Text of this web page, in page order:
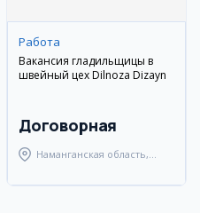
Работа
Вакансия гладильщицы в
швейный цех Dilnoza Dizayn
Договорная
Наманганская область,